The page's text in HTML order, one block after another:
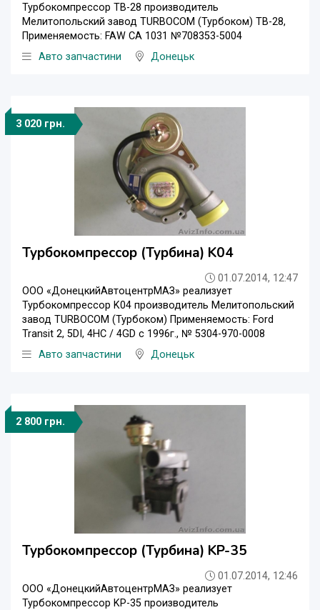
Турбокомпрессор TB-28 производитель
Мелитопольский завод TURBOCOM (Турбоком) TB-28,
Применяемость: FAW CA 1031 №708353-5004
Авто запчастини
Донецьк
3 020 грн.
Турбокомпрессор (Турбина) K04
01.07.2014, 12:47
ООО «ДонецкийАвтоцентрМАЗ» реализует
Турбокомпрессор K04 производитель Мелитопольский
завод TURBOCOM (Турбоком) Применяемость: Ford
Transit 2, 5DI, 4HC / 4GD с 1996г., № 5304-970-0008
Авто запчастини
Донецьк
2 800 грн.
Турбокомпрессор (Турбина) KP-35
01.07.2014, 12:46
ООО «ДонецкийАвтоцентрМАЗ» реализует
Турбокомпрессор KP-35 производитель